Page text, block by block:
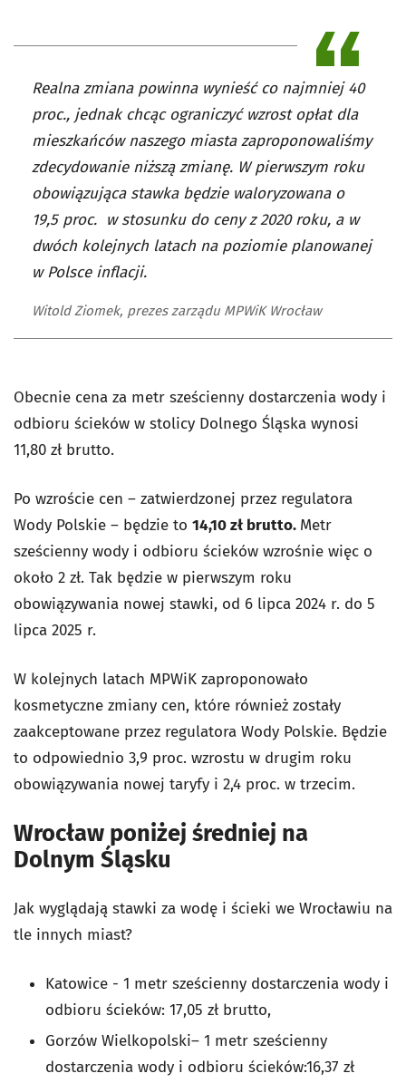
Realna zmiana powinna wynieść co najmniej 40
proc., jednak chcąc ograniczyć wzrost opłat dla
mieszkańców naszego miasta zaproponowaliśmy
zdecydowanie niższą zmianę. W pierwszym roku
obowiązująca stawka będzie waloryzowana o
19,5 proc. w stosunku do ceny z 2020 roku, a w
dwóch kolejnych latach na poziomie planowanej
w Polsce inflacji.
Witold Ziomek, prezes zarządu MPWiK Wrocław
Obecnie cena za metr sześcienny dostarczenia wody i
odbioru ścieków w stolicy Dolnego Śląska wynosi
11,80 zł brutto.
Po wzroście cen – zatwierdzonej przez regulatora
Wody Polskie – będzie to 14,10 zł brutto. Metr
sześcienny wody i odbioru ścieków wzrośnie więc o
około 2 zł. Tak będzie w pierwszym roku
obowiązywania nowej stawki, od 6 lipca 2024 r. do 5
lipca 2025 r.
W kolejnych latach MPWiK zaproponowało
kosmetyczne zmiany cen, które również zostały
zaakceptowane przez regulatora Wody Polskie. Będzie
to odpowiednio 3,9 proc. wzrostu w drugim roku
obowiązywania nowej taryfy i 2,4 proc. w trzecim.
Wrocław poniżej średniej na
Dolnym Śląsku
Jak wyglądają stawki za wodę i ścieki we Wrocławiu na
tle innych miast?
Katowice - 1 metr sześcienny dostarczenia wody i
odbioru ścieków: 17,05 zł brutto,
Gorzów Wielkopolski– 1 metr sześcienny
dostarczenia wody i odbioru ścieków:16,37 zł